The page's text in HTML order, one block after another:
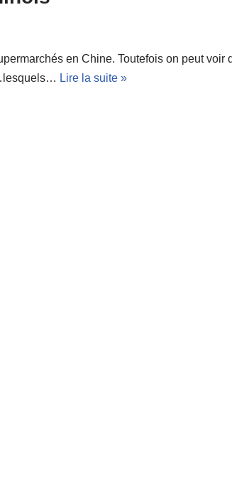
en Chine. Toutefois on peut
Lire la suite »